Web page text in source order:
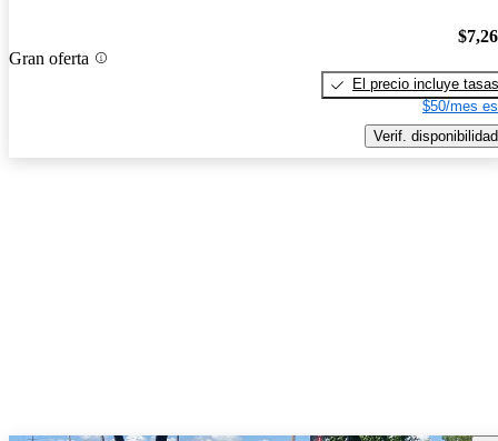
Gran oferta
El precio incluye tasas
$50/mes
Verif. disponibilidad